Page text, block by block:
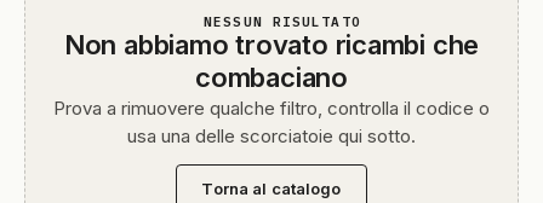
NESSUN RISULTATO
Non abbiamo trovato ricambi che
combaciano
Prova a rimuovere qualche filtro, controlla il codice o
usa una delle scorciatoie qui sotto.
Torna al catalogo